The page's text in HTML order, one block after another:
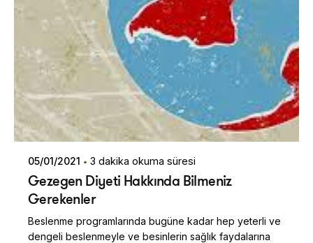
05/01/2021 3 dakika okuma süresi
Gezegen Diyeti Hakkında Bilmeniz
Gerekenler
Beslenme programlarında bugüne kadar hep yeterli ve
dengeli beslenmeyle ve besinlerin sağlık faydalarına